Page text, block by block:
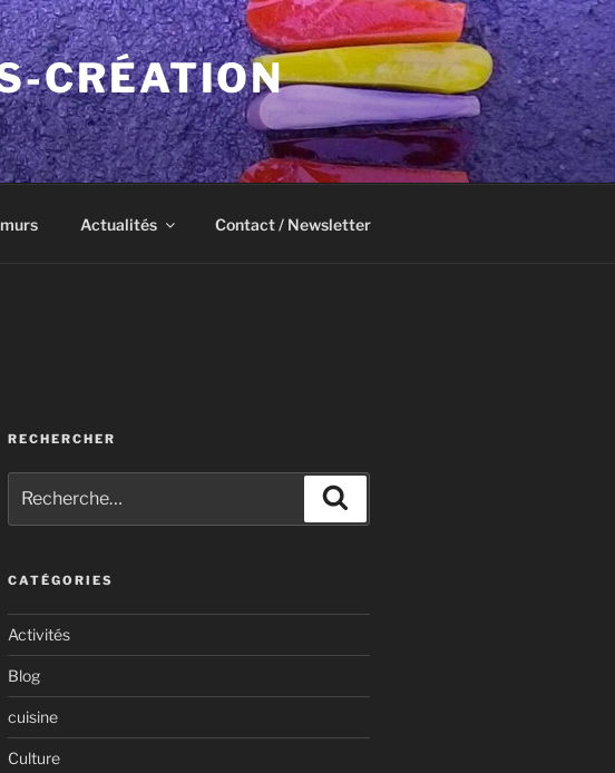
CRÉATION
Actualités Contact / Newsletter
RECHERCHER
pour
:
CATÉGORIES
Activités
Blog
cuisine
Culture